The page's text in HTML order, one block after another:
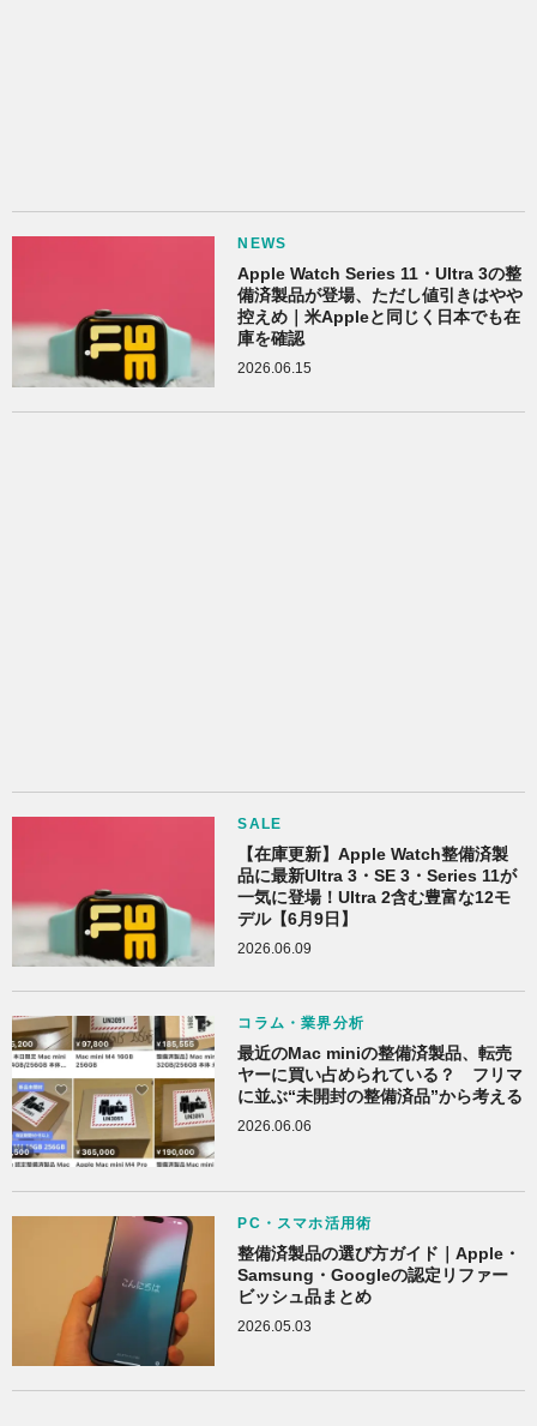
NEWS
Apple Watch Series 11・Ultra 3の整
備済製品が登場、ただし値引きはやや
控えめ｜米Appleと同じく日本でも在
庫を確認
2026.06.15
SALE
【在庫更新】Apple Watch整備済製
品に最新Ultra 3・SE 3・Series 11が
一気に登場！Ultra 2含む豊富な12モ
デル【6月9日】
2026.06.09
コラム・業界分析
最近のMac miniの整備済製品、転売
ヤーに買い占められている？ フリマ
に並ぶ“未開封の整備済品”から考える
2026.06.06
PC・スマホ活用術
整備済製品の選び方ガイド｜Apple・
Samsung・Googleの認定リファー
ビッシュ品まとめ
2026.05.03